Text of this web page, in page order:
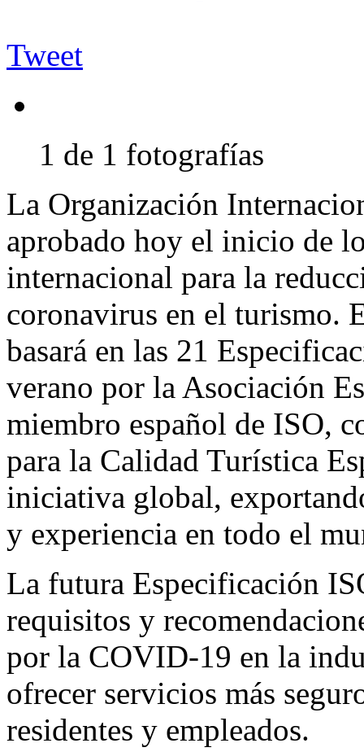
Tweet
1 de 1 fotografías
La Organización
aprobado hoy el inicio de
internacional para la
coronavirus en el turismo.
basará en las 21
verano por la Asociación
miembro español de ISO,
para la Calidad Turística
iniciativa global,
y experiencia en todo el
La futura Especificación
requisitos y
por la COVID-19 en la
ofrecer servicios más
residentes y empleados.